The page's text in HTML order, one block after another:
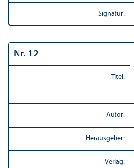
Signatur:
Nr. 12
Titel:
Autor:
Herausgeber:
Verlag: